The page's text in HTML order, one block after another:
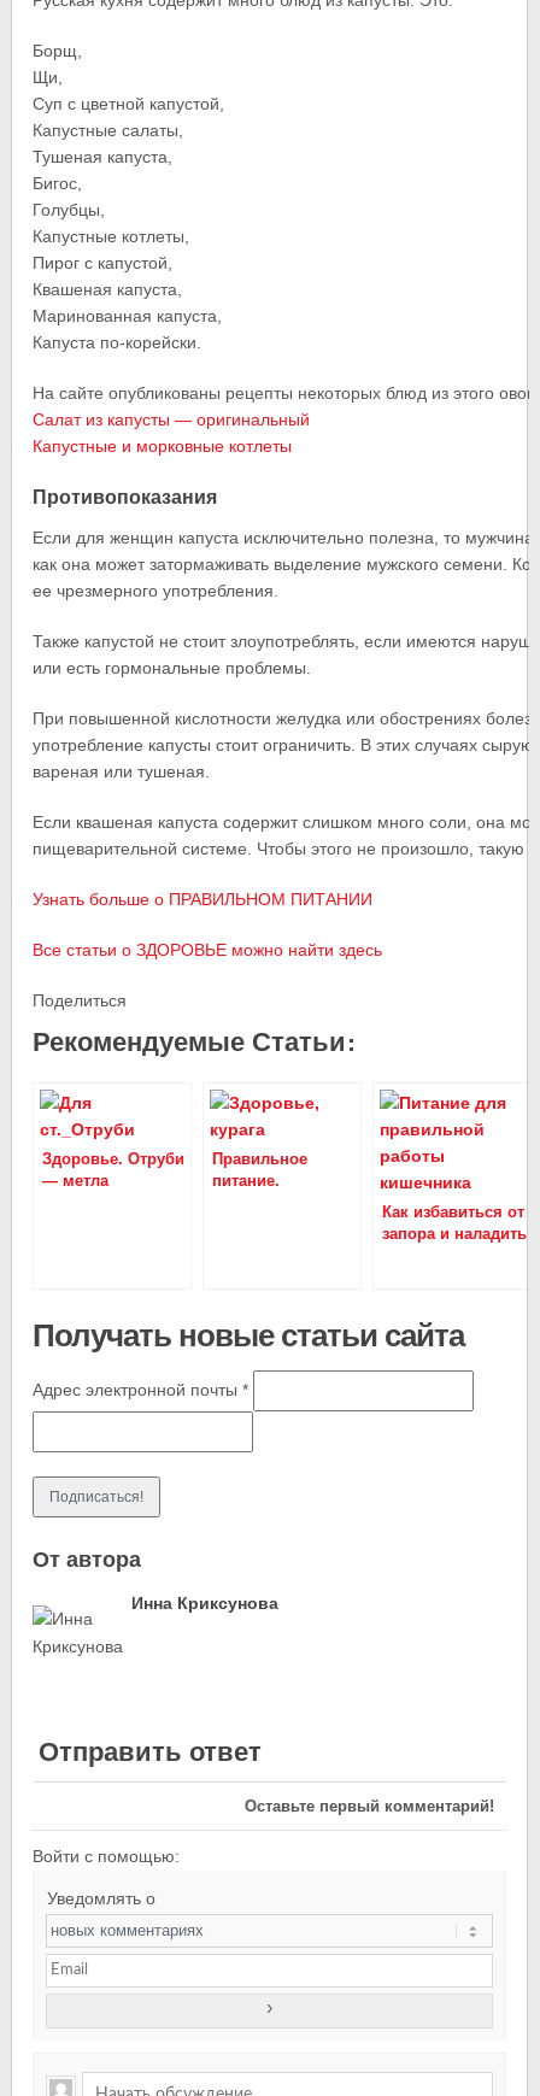
Борщ,
Щи,
Суп с цветной капустой,
Капустные салаты,
Тушеная капуста,
Бигос,
Голубцы,
Капустные котлеты,
Пирог с капустой,
Квашеная капуста,
Маринованная капуста,
Капуста по-корейски.
На сайте опубликованы рецепты некоторых блюд из этого
Салат из капусты — оригинальный
Капустные и морковные котлеты
Противопоказания
Если для женщин капуста исключительно полезна, то
как она может затормаживать выделение мужского семени.
ее чрезмерного употребления.
Также капустой не стоит злоупотреблять, если имеются
или есть гормональные проблемы.
При повышенной кислотности желудка или обострениях
употребление капусты стоит ограничить. В этих случаях сырую
вареная или тушеная.
Если квашеная капуста содержит слишком много соли, она
пищеварительной системе. Чтобы этого не произошло, такую
Узнать больше о ПРАВИЛЬНОМ ПИТАНИИ
Все статьи о ЗДОРОВЬЕ можно найти здесь
Поделиться
Рекомендуемые Статьи:
Здоровье. Отруби
— метла
Правильное
питание.
Как избавиться от
запора и наладить
Получать новые статьи сайта
Адрес электронной почты*
От автора
Инна Криксунова
Отправить ответ
Оставьте первый комментарий!
Войти с помощью:
Уведомлять о